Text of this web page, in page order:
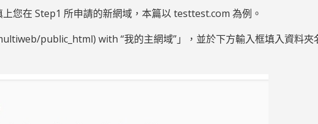
您在 Step1 所申請的新網域，本篇以 testtest.com 為例。
public_html) with “我的主網域”」，並於下方輸入框填入資料夾